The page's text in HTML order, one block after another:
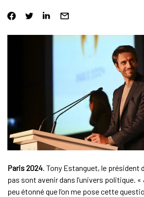
Paris 2024. Tony Estanguet, le président
pas sont avenir dans l’univers politique.
peu étonné que l’on me pose cette